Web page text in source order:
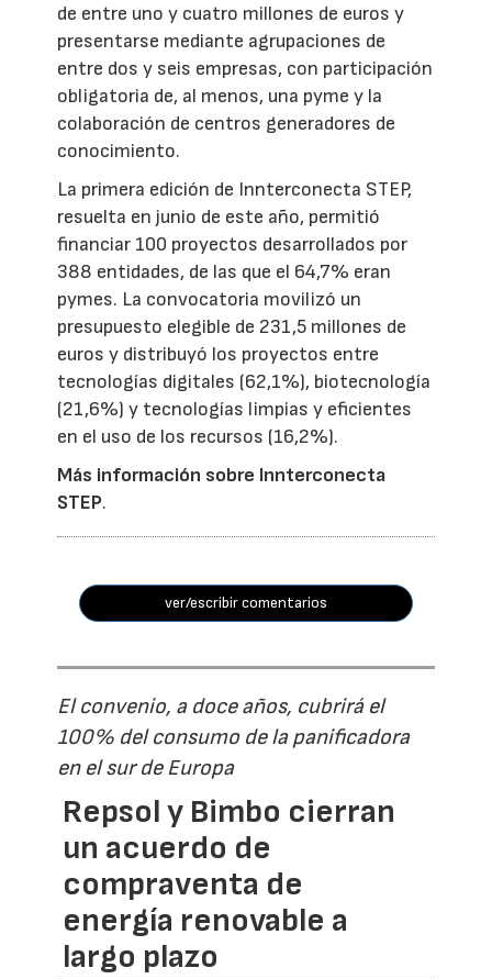
de entre uno y cuatro millones de euros y
presentarse mediante agrupaciones de
entre dos y seis empresas, con participación
obligatoria de, al menos, una pyme y la
colaboración de centros generadores de
conocimiento.
La primera edición de Innterconecta STEP,
resuelta en junio de este año, permitió
financiar 100 proyectos desarrollados por
388 entidades, de las que el 64,7% eran
pymes. La convocatoria movilizó un
presupuesto elegible de 231,5 millones de
euros y distribuyó los proyectos entre
tecnologías digitales (62,1%), biotecnología
(21,6%) y tecnologías limpias y eficientes
en el uso de los recursos (16,2%).
Más información sobre Innterconecta
STEP.
ver/escribir comentarios
El convenio, a doce años, cubrirá el
100% del consumo de la panificadora
en el sur de Europa
Repsol y Bimbo cierran
un acuerdo de
compraventa de
energía renovable a
largo plazo